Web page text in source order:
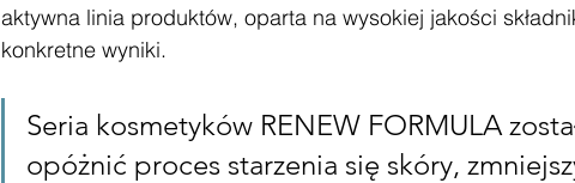
aktywna linia produktów, oparta na wysokiej jakości
konkretne wyniki.
Seria kosmetyków RENEW FORMULA
opóżnić proces starzenia się skóry,